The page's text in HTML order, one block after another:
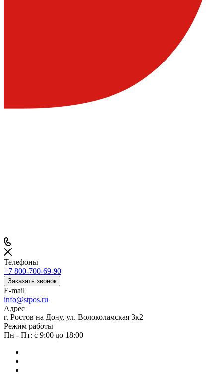
Телефоны
+7 800-700-69-90
Заказать звонок
E-mail
info@stpos.ru
Адрес
г. Ростов на Дону, ул. Волоколамская 3к2
Режим работы
Пн - Пт: с 9:00 до 18:00